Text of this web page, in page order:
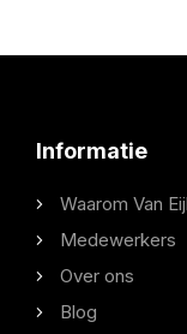
Informatie
Waarom Van
Medewerkers
Over ons
Blog